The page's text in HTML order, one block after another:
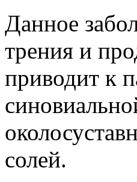
Данное
трения и
приводит к
солей.